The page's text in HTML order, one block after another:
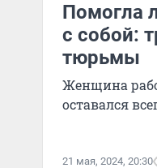
Помогла
с собой:
тюрьмы
Женщина
оставался
21 мая, 2024, 20:30